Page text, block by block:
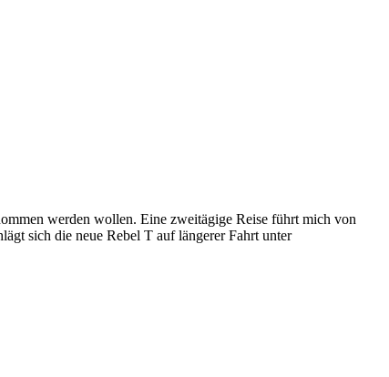
werden wollen. Eine zweitägige Reise führt mich von
sich die neue Rebel T auf längerer Fahrt unter